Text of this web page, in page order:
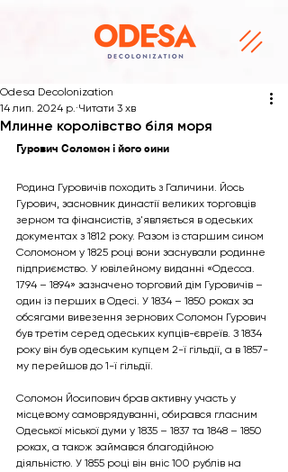
Млинне королівство біля моря
Odesa Decolonization
14 лип. 2024 р. Читати 3 хв
Гурович Соломон і його сини
Родина Гуровичів походить з Галичини. Йось
Гурович, засновник династії великих торговців
зерном та фінансистів, з'являється в одеських
документах з 1812 року. Разом із старшим сином
Соломоном у 1825 році вони заснували родинне
підприємство. У ювілейному виданні «Одесса.
1794 – 1894» зазначено торговий дім Гуровичів –
один із перших в Одесі. У 1834 – 1850 роках за
обсягами вивезення зернових Соломон Гурович
був третім серед одеських купців-євреїв. З 1834
року він був одеським купцем 2-ї гільдії, а в 1857-
му перейшов до 1-ї гільдії.
Соломон Йосипович брав активну участь у
місцевому самоврядуванні, обирався гласним
Одеської міської думи у 1835 – 1837 та 1848 – 1850
роках, а також займався благодійною
діяльністю. У 1855 році він вніс 100 рублів на